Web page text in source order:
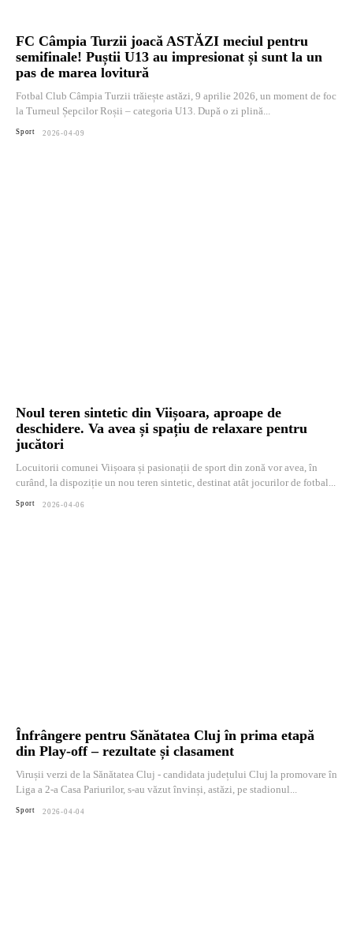
FC Câmpia Turzii joacă ASTĂZI meciul pentru
semifinale! Puștii U13 au impresionat și sunt la un
pas de marea lovitură
Fotbal Club Câmpia Turzii trăiește astăzi, 9 aprilie 2026, un moment de foc
la Turneul Șepcilor Roșii – categoria U13. După o zi plină...
Sport 2026-04-09
Noul teren sintetic din Viișoara, aproape de
deschidere. Va avea și spațiu de relaxare pentru
jucători
Locuitorii comunei Viișoara și pasionații de sport din zonă vor avea, în
curând, la dispoziție un nou teren sintetic, destinat atât jocurilor de fotbal...
Sport 2026-04-06
Înfrângere pentru Sănătatea Cluj în prima etapă
din Play-off – rezultate și clasament
Virușii verzi de la Sănătatea Cluj - candidata județului Cluj la promovare în
Liga a 2-a Casa Pariurilor, s-au văzut învinși, astăzi, pe stadionul...
Sport 2026-04-04